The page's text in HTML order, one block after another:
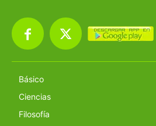
Básico
Ciencias
Filosofía